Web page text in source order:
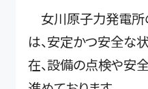
女川原子力発電所
は、安定かつ安全な
在、設備の点検や安